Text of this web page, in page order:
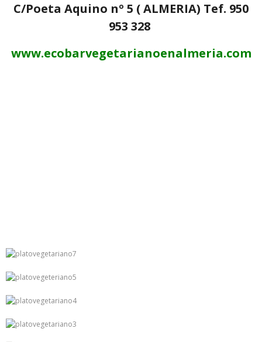
C/Poeta Aquino nº 5 ( ALMERIA) Tef. 950
953 328
www.ecobarvegetarianoenalmeria.com